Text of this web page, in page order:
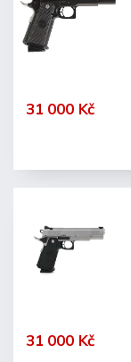
31 000 Kč
31 000 Kč